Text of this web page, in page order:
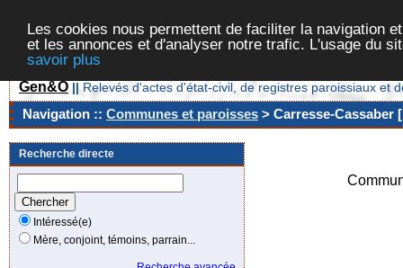
Les cookies nous permettent de faciliter la navigation
et les annonces et d'analyser notre trafic. L'usage du
savoir plus
Gen&O || Relevés d'actes d'état-civil, de registres paroissiaux et
Navigation :: Communes et paroisses > Carresse-Cassaber
Recherche directe
Intéressé(e)
Mère, conjoint, témoins, parrain...